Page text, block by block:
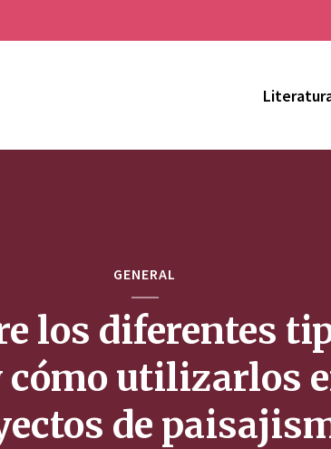
GENERAL
los diferentes
cómo utilizarlos
de